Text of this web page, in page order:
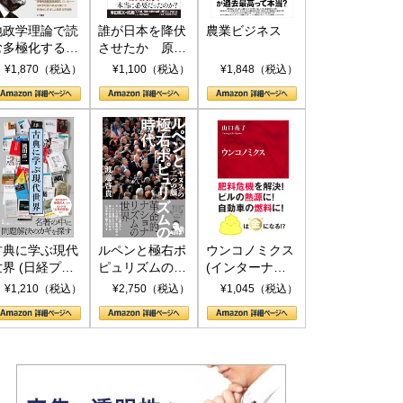
政学理論で読
多極化する世
トランプと
¥1,870（税込）
誰が日本を降伏
させたか 原爆
投下、ソ連参
(PHP新書)
¥1,100（税込）
農業ビジネス
¥1,848（税込）
典に学ぶ現代
界 (日経プレ
アシリーズ)
¥1,210（税込）
ルペンと極右ポ
ピュリズムの時
代：〈ヤヌス〉
¥2,750（税込）
ウンコノミクス
(インターナシ
ョナル新書)
¥1,045（税込）